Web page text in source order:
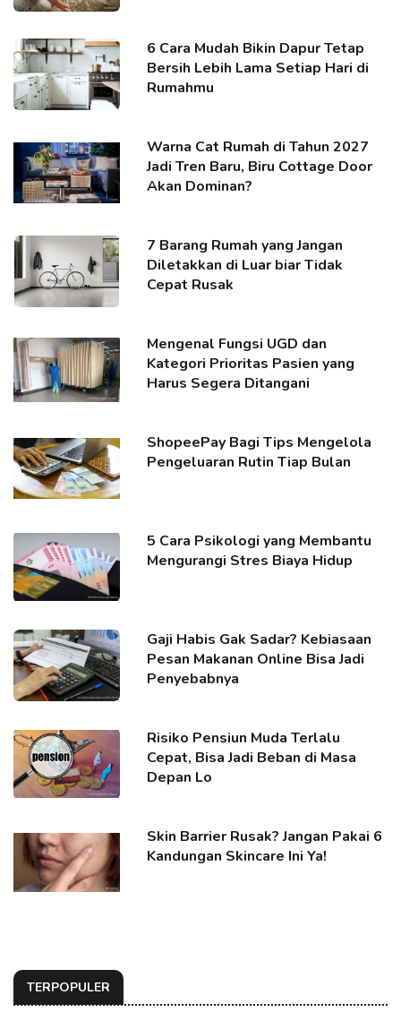
6 Cara Mudah Bikin Dapur Tetap
Bersih Lebih Lama Setiap Hari di
Rumahmu
Warna Cat Rumah di Tahun 2027
Jadi Tren Baru, Biru Cottage Door
Akan Dominan?
7 Barang Rumah yang Jangan
Diletakkan di Luar biar Tidak
Cepat Rusak
Mengenal Fungsi UGD dan
Kategori Prioritas Pasien yang
Harus Segera Ditangani
ShopeePay Bagi Tips Mengelola
Pengeluaran Rutin Tiap Bulan
5 Cara Psikologi yang Membantu
Mengurangi Stres Biaya Hidup
Gaji Habis Gak Sadar? Kebiasaan
Pesan Makanan Online Bisa Jadi
Penyebabnya
Risiko Pensiun Muda Terlalu
Cepat, Bisa Jadi Beban di Masa
Depan Lo
Skin Barrier Rusak? Jangan Pakai 6
Kandungan Skincare Ini Ya!
TERPOPULER